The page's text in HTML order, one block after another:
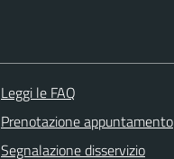
Leggi le FAQ
Prenotazione appuntamento
Segnalazione disservizio